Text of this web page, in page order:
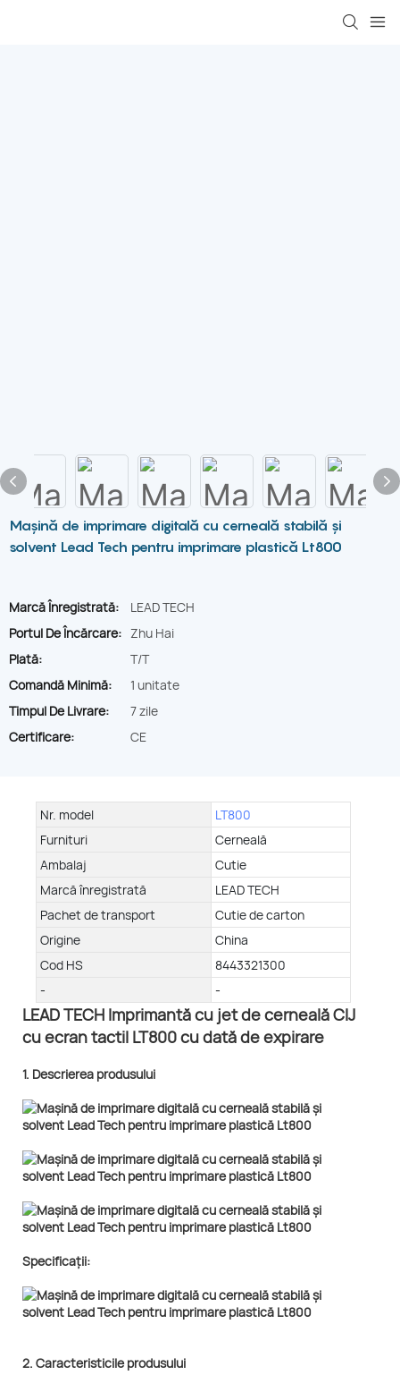
Mașină de imprimare digitală cu cerneală stabilă și
solvent Lead Tech pentru imprimare plastică Lt800
Marcă Înregistrată:
LEAD TECH
Portul De Încărcare: Zhu Hai
Plată:
T/T
Comandă Minimă:
1 unitate
Timpul De Livrare:
7 zile
Certificare:
CE
Nr. model
LT800
Furnituri
Cerneală
Ambalaj
Cutie
Marcă înregistrată
LEAD TECH
Pachet de transport
Cutie de carton
Origine
China
Cod HS
8443321300
-
-
LEAD TECH Imprimantă cu jet de cerneală CIJ
cu ecran tactil LT800 cu dată de expirare
1. Descrierea produsului
Specificații:
2. Caracteristicile produsului